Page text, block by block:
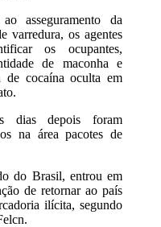
asseguramento da
varredura, os agentes
os ocupantes,
de maconha e
de cocaína oculta em
dias depois foram
na área pacotes de
do Brasil, entrou em
de retornar ao país
ilícita, segundo